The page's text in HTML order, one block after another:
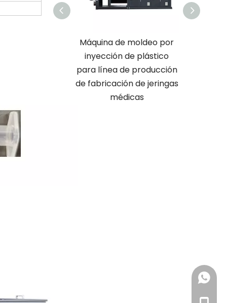
Máquina de moldeo por
inyección de plástico
para línea de producción
de fabricación de jeringas
médicas
+86